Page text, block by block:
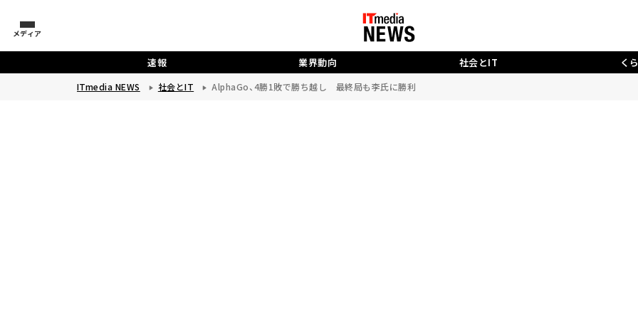
メディア
速報 業界動向 社会とIT く
ITmedia NEWS 社会とIT AlphaGo、4勝1敗で勝ち越し 最終局も李氏に勝利